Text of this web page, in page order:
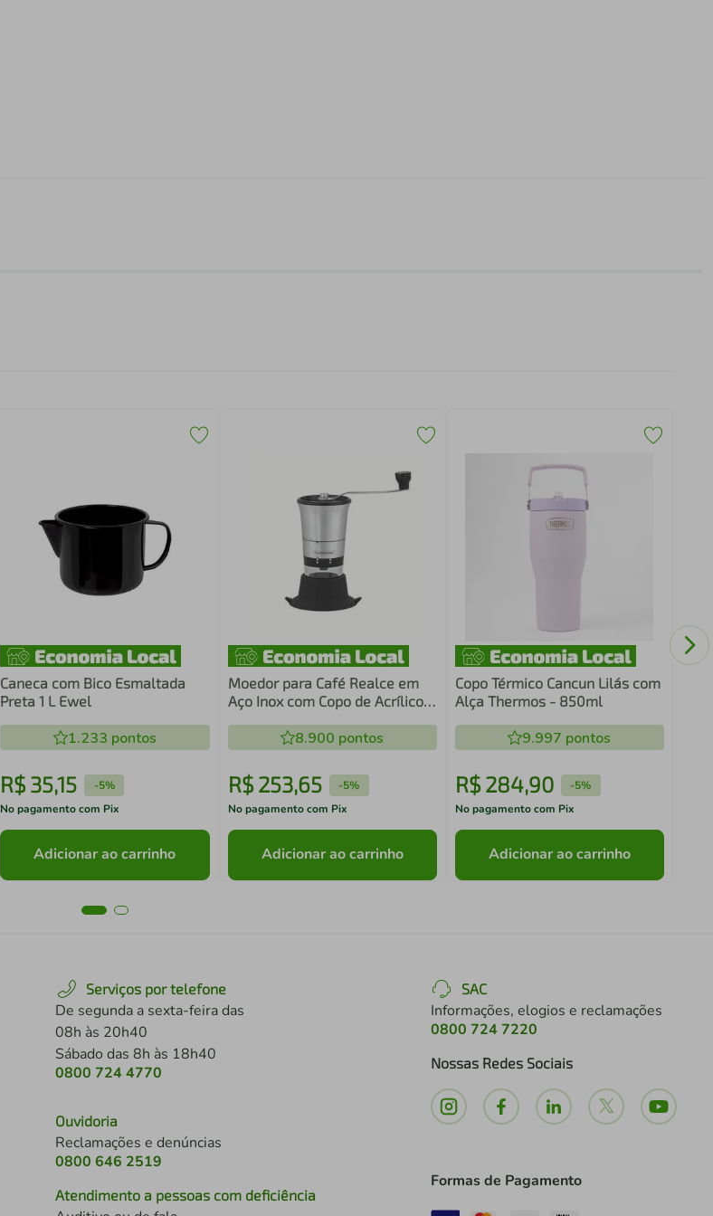
Caneca com Bico Esmaltada
Preta 1 L Ewel
1.233 pontos
R$35,15 -5%
No pagamento com Pix
Adicionar ao carrinho
Moedor para Café Realce em
Aço Inox com Copo de Acrílico e
Tramontina 61769/000
8.900 pontos
R$ 253,65 -5%
No pagamento com Pix
Adicionar ao carrinho
Copo Térmico Cancun Lilás com
Alça Thermos - 850ml
9.997 pontos
R$ 284,90 -5%
No pagamento com Pix
Adicionar ao carrinho
Serviços por telefone
De segunda a sexta-feira das
08h às 20h40
Sábado das 8h às 18h40
0800 724 4770
Ouvidoria
Reclamações e denúncias
0800 646 2519
Atendimento a pessoas com deficiência
SAC
Informações, elogios e reclamações
0800 724 7220
Nossas Redes Sociais
Formas de Pagamento